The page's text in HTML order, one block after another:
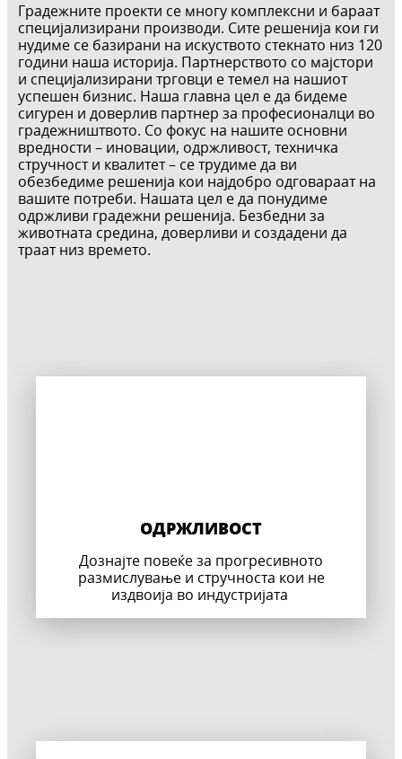
​Градежните проекти се многу комплексни и бараат
специјализирани производи. Сите решенија кои ги
нудиме се базирани на искуството стекнато низ 120
години наша историја. Партнерството со мајстори
и специјализирани трговци е темел на нашиот
успешен бизнис. Наша главна цел е да бидеме
сигурен и доверлив партнер за професионалци во
градежништвото. Со фокус на нашите основни
вредности – иновации, одржливост, техничка
стручност и квалитет – се трудиме да ви
обезбедиме решенија кои најдобро одговараат на
вашите потреби. Нашата цел е да понудиме
одржливи градежни решенија. Безбедни за
животната средина, доверливи и создадени да
траат низ времето.
ОДРЖЛИВОСТ
Дознајте повеќе за прогресивното
размислување и стручноста кои не
издвоија во индустријата